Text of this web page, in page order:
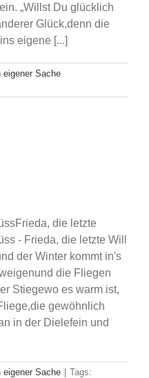
„Willst Du glücklich
Glück,denn die
eigene [...]
eigener Sache
die letzte
- Frieda, die letzte Will
der Winter kommt in's
die Fliegen
Stiegewo es warm ist,
gewöhnlich
in der Dielefein und
eigener Sache
Tags: